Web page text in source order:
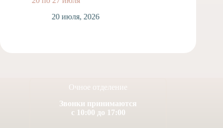
20 июля, 2026
Очное отделение
Звонки принимаются
с 10:00 до 17:00